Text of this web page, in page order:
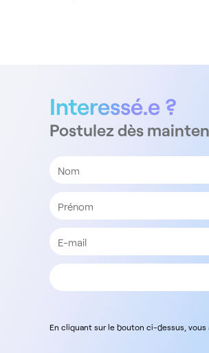
Interessé.e ?
Postulez dès
En cliquant sur le bouton ci-dessus,